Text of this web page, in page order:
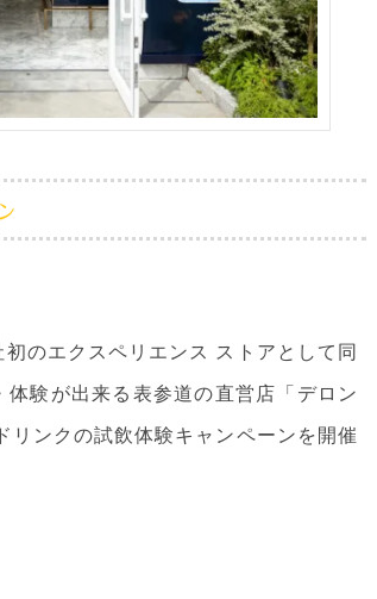
のエクスペリエンス ストアとして同
験が出来る表参道の直営店「デロン
ンクの試飲体験キャンペーンを開催